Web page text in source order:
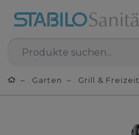
Garten Grill & Freizeit